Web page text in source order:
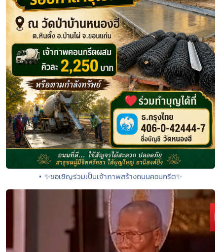
• ✨ขอเชิญร่วมเป็นเจ้าภาพสร้างถนนคอนกรีต✨